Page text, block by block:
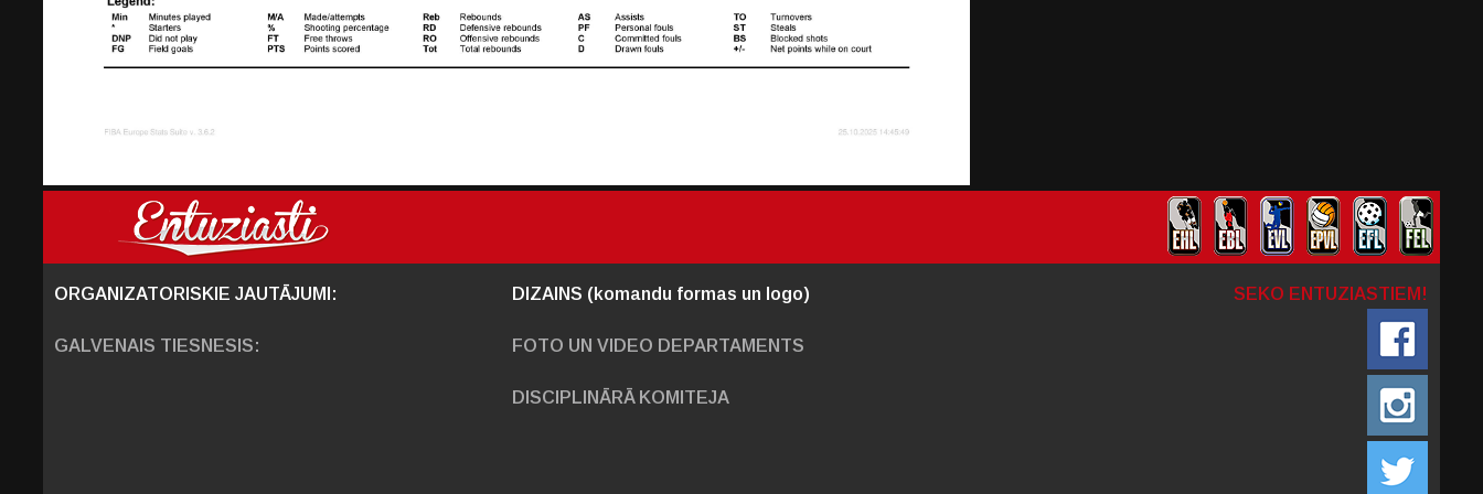
ORGANIZATORISKIE JAUTĀJUMI:
GALVENAIS TIESNESIS:
DIZAINS (komandu formas un logo)
FOTO UN VIDEO DEPARTAMENTS
DISCIPLINĀRĀ KOMITEJA
SEKO ENTUZIASTIEM!